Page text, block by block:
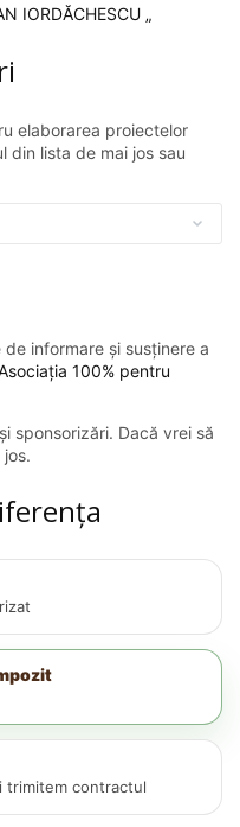
IORDĂCHESCU „
elaborarea proiectelor
din lista de mai jos sau
informare și susținere a
100% pentru
sponsorizări. Dacă vrei să
trimitem contractul